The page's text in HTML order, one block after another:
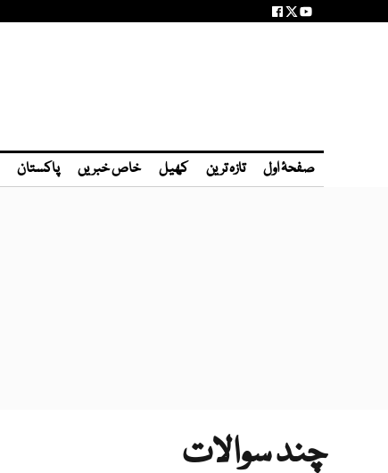
صفحۂ اول تازہ ترین کھیل خاص خبریں پاکستان
چند سوالات